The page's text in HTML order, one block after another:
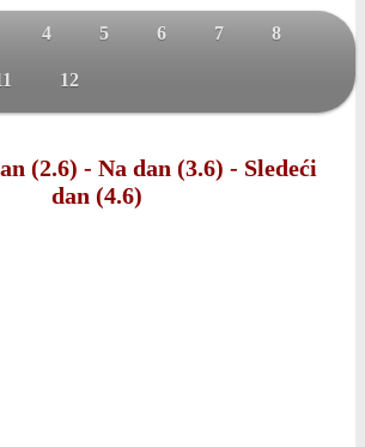
4 5 6 7 8
12
(2.6) - Na dan (3.6) - Sledeći
dan (4.6)